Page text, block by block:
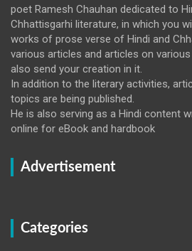
poet Ramesh Chauhan dedicated to
Chhattisgarhi literature, in which you
works of prose verse of Hindi and
various articles and articles on
also send your creation in it.
In addition to the literary activities,
topics are being published.
He is also serving as a Hindi content
online for eBook and hardbook
Advertisement
Categories